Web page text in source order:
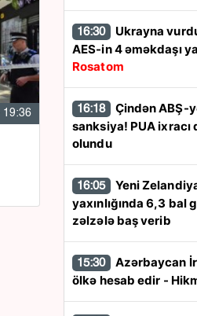
19:36
16:30
AES-in 4 əməkdaşı
Rosatom
16:18
sanksiya! PUA ixracı
olundu
16:05
yaxınlığında 6,3 bal
zəlzələ baş verib
15:30
ölkə hesab edir -